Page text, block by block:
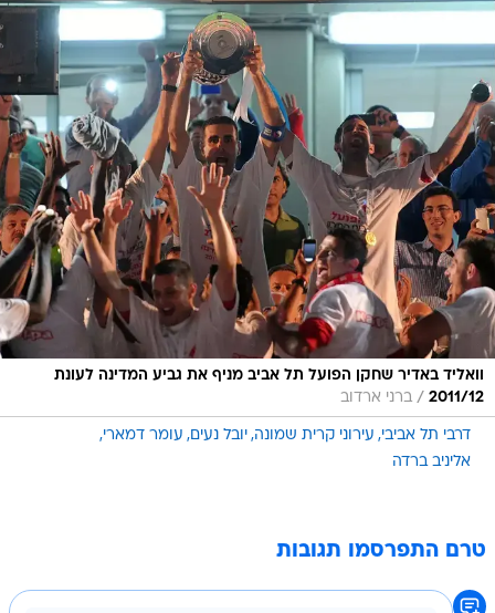
וואליד באדיר שחקן הפועל תל אביב מניף את גביע המדינה לעונת
2011/12
/ ברני ארדוב
דרבי תל אביבי עירוני קרית שמונה יובל נעים עומר דמארי
אליניב ברדה
טרם התפרסמו תגובות